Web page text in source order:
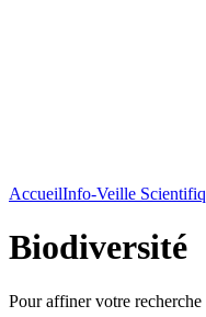
AccueilInfo-Veille
Biodiversité
Pour affiner votre recherche